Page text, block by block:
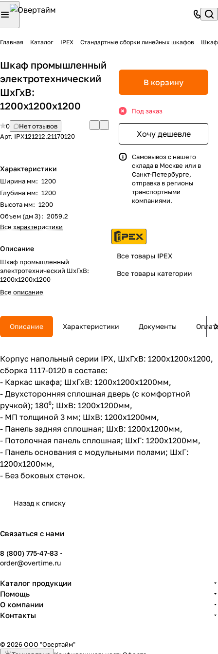
Главная Каталог IPEX Стандартные сборки линейных шкафов Шкаф
Шкаф промышленный
электротехнический
ШхГхВ:
1200х1200х1200
0
Нет отзывов
Арт. IPX121212.21170120
Характеристики
Ширина мм: 1200
Глубина мм: 1200
Высота мм: 1200
Объем (дм 3): 2059.2
Все характеристики
Описание
Шкаф промышленный
электротехнический ШхГхВ:
1200х1200х1200
Все описание
В корзину
Под заказ
Хочу дешевле
Самовывоз с нашего
склада в Москве или в
Санкт-Петербурге,
отправка в регионы
транспортными
компаниями.
Все товары IPEX
Все товары категории
Описание Характеристики Документы
Корпус напольный серии IPX, ШхГхВ: 1200х1200х1200,
сборка 1117-0120 в составе:
- Каркас шкафа; ШхГхВ: 1200x1200х1200мм,
- Двухсторонняя сплошная дверь (с комфортной
ручкой); 180⁰; ШхВ: 1200х1200мм,
- МП толщиной 3 мм; ШхВ: 1200х1200мм,
- Панель задняя сплошная; ШхВ: 1200х1200мм,
- Потолочная панель сплошная; ШхГ: 1200х1200мм,
- Панель основания с модульными полами; ШхГ:
1200х1200мм,
- Без боковых стенок.
Назад к списку
Связаться с нами
8 (800) 775-47-83
order@overtime.ru
Каталог продукции
Помощь
О компании
Контакты
© 2026 ООО "Овертайм"